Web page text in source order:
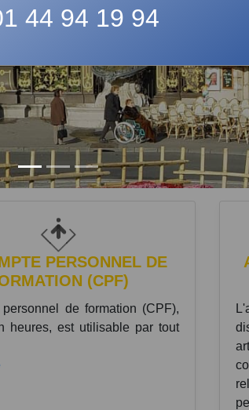
PERSONNEL DE
(CPF)
personnel de formation (CPF),
heures, est utilisable par tout
44 94 19 94